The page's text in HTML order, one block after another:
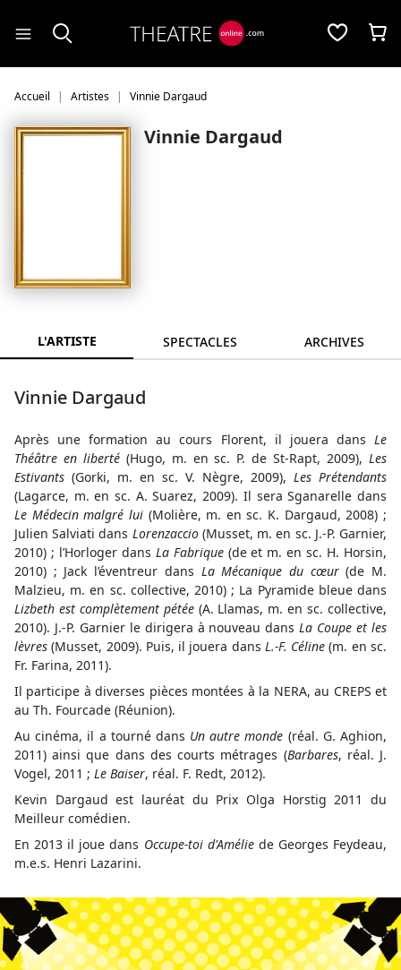
Accueil Artistes Vinnie Dargaud
Vinnie Dargaud
L'ARTISTE SPECTACLES ARCHIVES
Vinnie Dargaud
Après une formation au cours Florent, il jouera dans Le
Théâtre en liberté(Hugo, m. en sc. P. de St-Rapt, 2009),Les
Estivants (Gorki, m. en sc. V. Nègre, 2009), Les Prétendants
(Lagarce, m. en sc. A. Suarez, 2009). Il sera Sganarelle dans
Le Médecin malgré lui(Molière, m. en sc. K. Dargaud, 2008) ;
Julien Salviati dans Lorenzaccio(Musset, m. en sc. J.-P. Garnier,
2010) ; l’Horloger dans La Fabrique(de et m. en sc. H. Horsin,
2010) ; Jack l’éventreur dans La Mécanique du cœur(de M.
Malzieu, m. en sc. collective, 2010) ; La Pyramide bleue dans
Lizbeth est complètement pétée(A. Llamas, m. en sc. collective,
2010). J.-P. Garnier le dirigera à nouveau dansLa Coupe et les
lèvres (Musset, 2009). Puis, il jouera dans L.-F. Céline (m. en sc.
Fr. Farina, 2011).
Il participe à diverses pièces montées à la NERA, au CREPS et
au Th. Fourcade (Réunion).
Au cinéma, il a tourné dans Un autre monde (réal. G. Aghion,
2011) ainsi que dans des courts métrages (Barbares, réal. J.
Vogel, 2011 ; Le Baiser, réal. F. Redt, 2012).
Kevin Dargaud est lauréat du Prix Olga Horstig 2011 du
Meilleur comédien.
En 2013 il joue dans Occupe-toi d'Amélie de Georges Feydeau,
m.e.s. Henri Lazarini.